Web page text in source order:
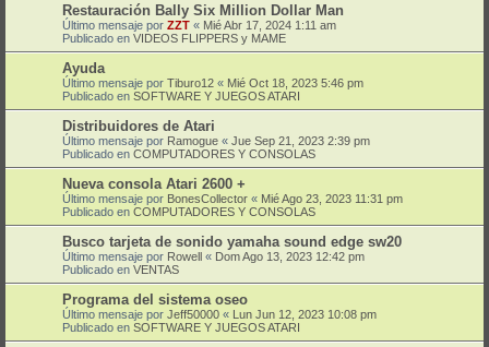
Restauración Bally Six Million Dollar Man
Último mensaje por ZZT « Mié Abr 17, 2024 1:11 am
Publicado en VIDEOS FLIPPERS y MAME
Ayuda
Último mensaje por Tiburo12 « Mié Oct 18, 2023 5:46 pm
Publicado en SOFTWARE Y JUEGOS ATARI
Distribuidores de Atari
Último mensaje por Ramogue « Jue Sep 21, 2023 2:39 pm
Publicado en COMPUTADORES Y CONSOLAS
Nueva consola Atari 2600 +
Último mensaje por BonesCollector « Mié Ago 23, 2023 11:31 pm
Publicado en COMPUTADORES Y CONSOLAS
Busco tarjeta de sonido yamaha sound edge sw20
Último mensaje por Rowell « Dom Ago 13, 2023 12:42 pm
Publicado en VENTAS
Programa del sistema oseo
Último mensaje por Jeff50000 « Lun Jun 12, 2023 10:08 pm
Publicado en SOFTWARE Y JUEGOS ATARI